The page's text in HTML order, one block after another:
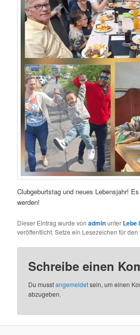
Clubgeburtstag und neues Lebensjahr!
werden!
Dieser Eintrag wurde vonadminunter Lebe
veröffentlicht. Setze ein Lesezeichen für den
Schreibe einen
Du musstangemeldetsein, um einen
abzugeben.